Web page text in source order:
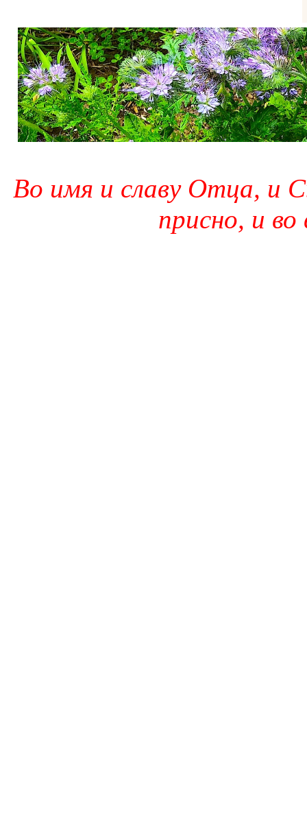
Во имя и славу Отца, и
присно, и во